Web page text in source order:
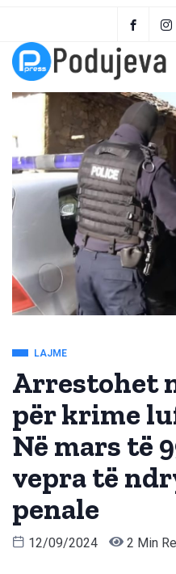
LAJME
Arrestohet
për krime
Në mars të
vepra të
penale
12/09/2024 2 Min